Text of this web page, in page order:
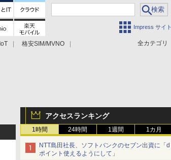
Impress サイト
全カテゴリ
IoT
格安SIM/MVNO
アクセスランキング
1時間 24時間 1週間 1カ月
NTT島田社長、ソフトバンクのセブン出資に「d
ポイント使えるようにして」